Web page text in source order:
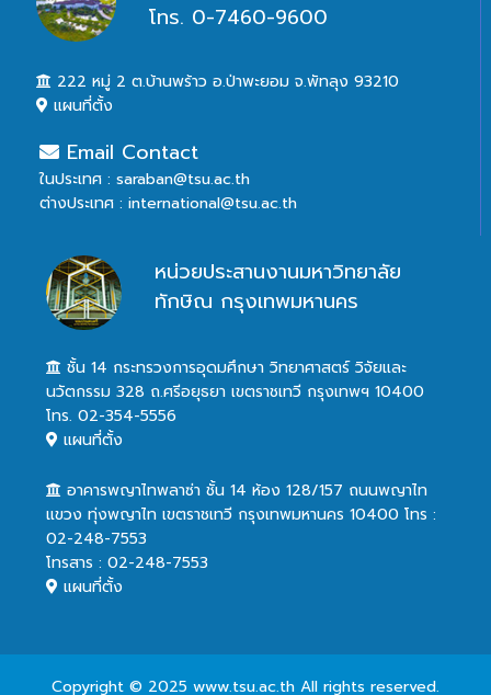
โทร. 0-7460-9600
222 หมู่ 2 ต.บ้านพร้าว อ.ป่าพะยอม จ.พัทลุง 93210
แผนที่ตั้ง
Email Contact
ในประเทศ : saraban@tsu.ac.th
ต่างประเทศ : international@tsu.ac.th
หน่วยประสานงานมหาวิทยาลัย
ทักษิณ กรุงเทพมหานคร
ชั้น 14 กระทรวงการอุดมศึกษา วิทยาศาสตร์ วิจัยและ
นวัตกรรม 328 ถ.ศรีอยุธยา เขตราชเทวี กรุงเทพฯ 10400
โทร. 02-354-5556
แผนที่ตั้ง
อาคารพญาไทพลาซ่า ชั้น 14 ห้อง 128/157 ถนนพญาไท
แขวง ทุ่งพญาไท เขตราชเทวี กรุงเทพมหานคร 10400 โทร :
02-248-7553
โทรสาร : 02-248-7553
แผนที่ตั้ง
Copyright © 2025 www.tsu.ac.th All rights reserved.